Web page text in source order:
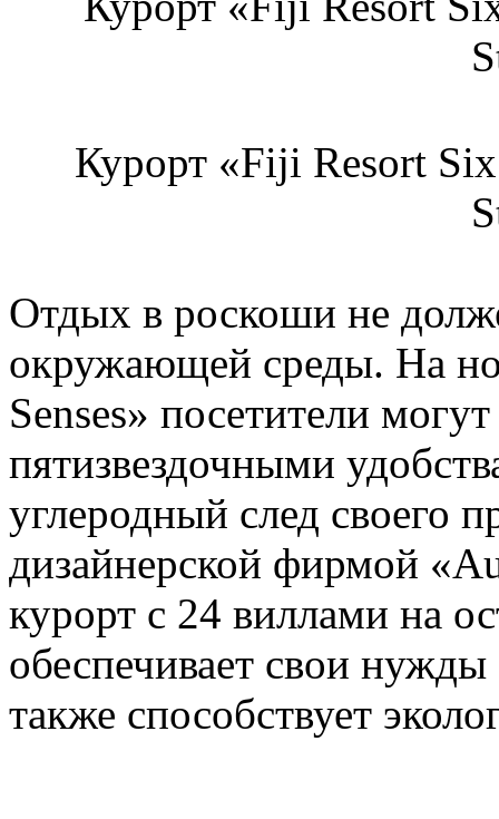
Курорт «Fiji Resort
Отдых в роскоши не
окружающей среды. На
Senses» посетители
пятизвездочными
углеродный след своего
дизайнерской фирмой
курорт с 24 виллами на
обеспечивает свои нужды
также способствует